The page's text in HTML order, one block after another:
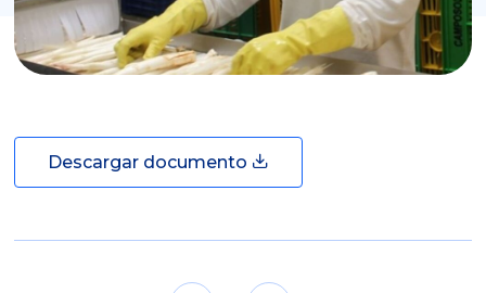
Descargar documento